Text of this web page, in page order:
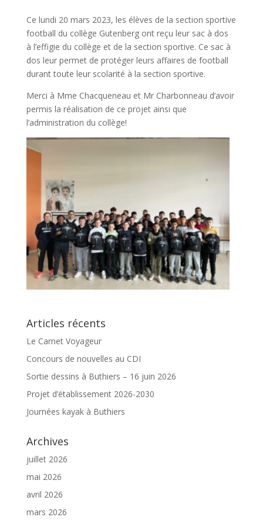
Ce lundi 20 mars 2023, les élèves de la section sportive
football du collège Gutenberg ont reçu leur sac à dos
à l’effigie du collège et de la section sportive. Ce sac à
dos leur permet de protéger leurs affaires de football
durant toute leur scolarité à la section sportive.
Merci à Mme Chacqueneau et Mr Charbonneau d’avoir
permis la réalisation de ce projet ainsi que
l’administration du collège!
Articles récents
Le Carnet Voyageur
Concours de nouvelles au CDI
Sortie dessins à Buthiers – 16 juin 2026
Projet d’établissement 2026-2030
Journées kayak à Buthiers
Archives
juillet 2026
mai 2026
avril 2026
mars 2026